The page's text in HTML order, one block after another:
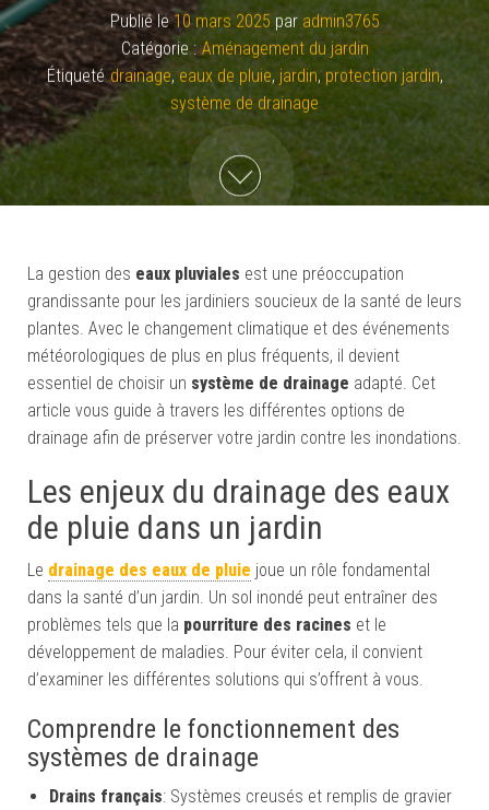
Publié le10 mars 2025 paradmin3765
Catégorie : Aménagement du jardin
Étiqueté drainage, eaux de pluie, jardin,protection jardin,
système de drainage
La gestion des eaux pluviales est une préoccupation
grandissante pour les jardiniers soucieux de la santé de leurs
plantes. Avec le changement climatique et des événements
météorologiques de plus en plus fréquents, il devient
essentiel de choisir un système de drainage adapté. Cet
article vous guide à travers les différentes options de
drainage afin de préserver votre jardin contre les inondations.
Les enjeux du drainage des eaux
de pluie dans un jardin
Le drainage des eaux de pluie joue un rôle fondamental
dans la santé d’un jardin. Un sol inondé peut entraîner des
problèmes tels que la pourriture des racines et le
développement de maladies. Pour éviter cela, il convient
d’examiner les différentes solutions qui s’offrent à vous.
Comprendre le fonctionnement des
systèmes de drainage
Drains français: Systèmes creusés et remplis de gravier